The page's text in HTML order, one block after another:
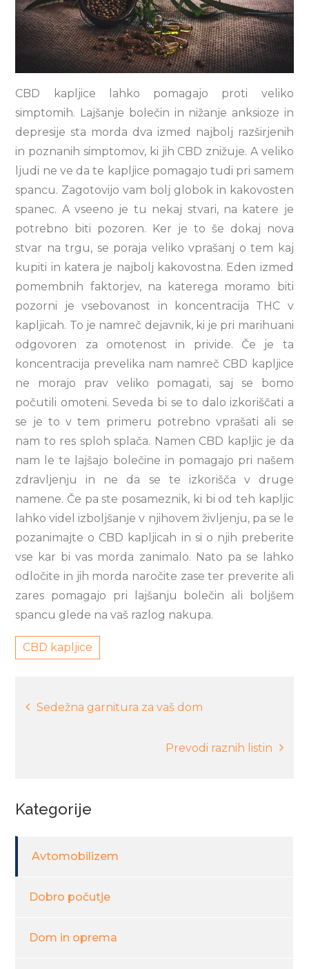
CBD kapljice lahko pomagajo proti veliko
simptomih. Lajšanje bolečin in nižanje anksioze in
depresije sta morda dva izmed najbolj razširjenih
in poznanih simptomov, ki jih CBD znižuje. A veliko
ljudi ne ve da te kapljice pomagajo tudi pri samem
spancu. Zagotovijo vam bolj globok in kakovosten
spanec. A vseeno je tu nekaj stvari, na katere je
potrebno biti pozoren. Ker je to še dokaj nova
stvar na trgu, se poraja veliko vprašanj o tem kaj
kupiti in katera je najbolj kakovostna. Eden izmed
pomembnih faktorjev, na katerega moramo biti
pozorni je vsebovanost in koncentracija THC v
kapljicah. To je namreč dejavnik, ki je pri marihuani
odgovoren za omotenost in privide. Če je ta
koncentracija prevelika nam namreč CBD kapljice
ne morajo prav veliko pomagati, saj se bomo
počutili omoteni. Seveda bi se to dalo izkoriščati a
se je to v tem primeru potrebno vprašati ali se
nam to res sploh splača. Namen CBD kapljic je da
nam le te lajšajo bolečine in pomagajo pri našem
zdravljenju in ne da se te izkorišča v druge
namene. Če pa ste posameznik, ki bi od teh kapljic
lahko videl izboljšanje v njihovem življenju, pa se le
pozanimajte o CBD kapljicah in si o njih preberite
vse kar bi vas morda zanimalo. Nato pa se lahko
odločite in jih morda naročite zase ter preverite ali
zares pomagajo pri lajšanju bolečin ali boljšem
spancu glede na vaš razlog nakupa.
CBD kapljice
Navigacija
Sedežna garnitura za vaš dom
Prevodi raznih listin
Kategorije
Avtomobilizem
Dobro počutje
Dom in oprema